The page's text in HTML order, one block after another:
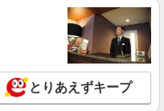
詳細を見る
）
とりあえずキープ